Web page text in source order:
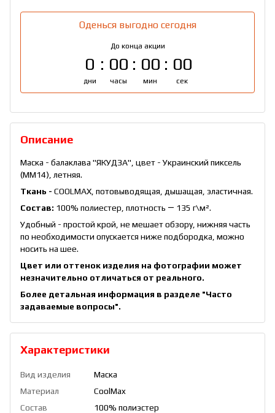
Оденься выгодно сегодня
До конца акции
0
дни
00
часы
00
мин
00
сек
Описание
Маска - балаклава "ЯКУДЗА", цвет - Украинский пиксель
(ММ14), летняя.
Ткань - COOLMAX, потовыводящая, дышащая, эластичная.
Состав: 100% полиестер, плотность ― 135 г\м².
Удобный - простой крой, не мешает обзору, нижняя часть
по необходимости опускается ниже подбородка, можно
носить на шее.
Цвет или оттенок изделия на фотографии может
незначительно отличаться от реального.
Более детальная информация в разделе "Часто
задаваемые вопросы".
Характеристики
Вид изделия
Маска
Материал
CoolMax
Состав
100% полиэстер